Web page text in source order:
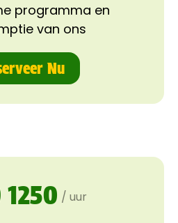
programma en
van ons
Nu
1250 / uur